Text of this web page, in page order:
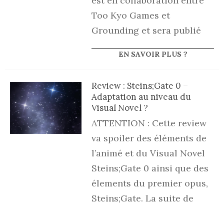
Too Kyo Games et
Grounding et sera publié
EN SAVOIR PLUS ?
Review : Steins;Gate 0 –
Adaptation au niveau du
Visual Novel ?
ATTENTION : Cette review
va spoiler des éléments de
l’animé et du Visual Novel
Steins;Gate 0 ainsi que des
élements du premier opus,
Steins;Gate. La suite de